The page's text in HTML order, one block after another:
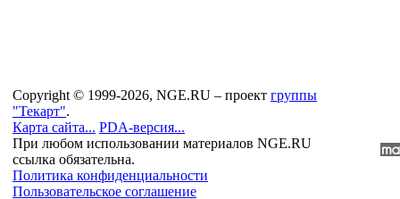
Copyright © 1999-2026, NGE.RU – проект группы
"Текарт".
Карта сайта... PDA-версия...
При любом использовании материалов NGE.RU
ссылка обязательна.
Политика конфиденциальности
Пользовательское соглашение